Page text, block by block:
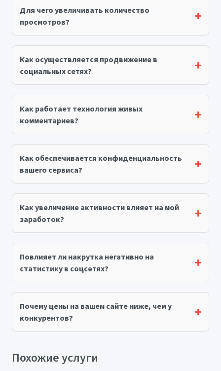
Для чего увеличивать количество
просмотров?
Как осуществляется продвижение в
социальных сетях?
Как работает технология живых
комментариев?
Как обеспечивается конфиденциальность
вашего сервиса?
Как увеличение активности влияет на мой
заработок?
Повлияет ли накрутка негативно на
статистику в соцсетях?
Почему цены на вашем сайте ниже, чем у
конкурентов?
Похожие услуги